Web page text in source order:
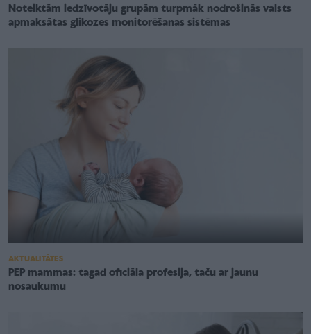
Noteiktām iedzīvotāju grupām turpmāk nodrošinās valsts
apmaksātas glikozes monitorēšanas sistēmas
AKTUALITĀTES
PEP mammas: tagad oficiāla profesija, taču ar jaunu
nosaukumu